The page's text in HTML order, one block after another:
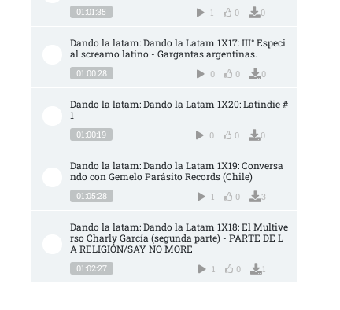
01:01:35 1 0 0
Dando la latam: Dando la Latam 1X17: III° Especi
al screamo latino - Gargantas argentinas.
01:00:28 0 0 0
Dando la latam: Dando la Latam 1X20: Latindie #
1
01:00:19 0 0 0
Dando la latam: Dando la Latam 1X19: Conversa
ndo con Gemelo Parásito Records (Chile)
01:05:28 1 0 3
Dando la latam: Dando la Latam 1X18: El Multive
rso Charly García (segunda parte) - PARTE DE L
A RELIGIÓN/SAY NO MORE
01:02:27 1 0 1